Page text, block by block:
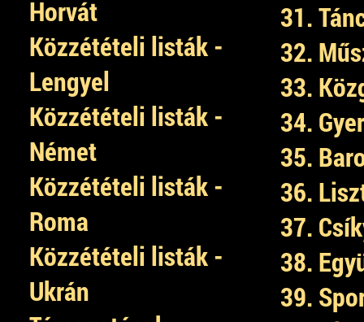
Horvát
Közzétételi listák -
Lengyel
Közzétételi listák -
Német
Közzétételi listák -
Roma
Közzétételi listák -
Ukrán
31.
32.
33.
34.
35.
36.
37.
38.
39.